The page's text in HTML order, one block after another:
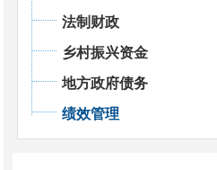
法制财政
乡村振兴资金
地方政府债务
绩效管理